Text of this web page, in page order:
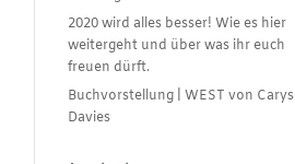
2020 wird alles besser! Wie es hier
weitergeht und über was ihr euch
freuen dürft.
Buchvorstellung | WEST von Carys
Davies